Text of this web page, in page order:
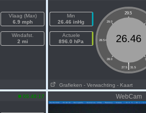
Vlaag (Max)
6.9 mph
Windafst.
2 mi
Min
26.46 inHg
Actuele
896.0 hPa
29.5
29.0
28.5
28.0
|
27.5 31.5
26.46
Grafieken - Verwachting - Kaart
05:49:17 WebCam